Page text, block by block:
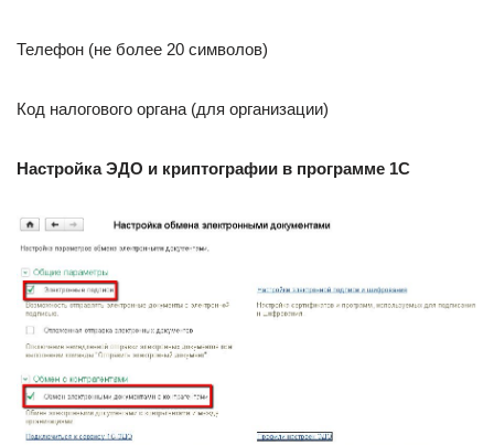
Телефон (не более 20 символов)
Код налогового органа (для организации)
Настройка ЭДО и криптографии в программе 1С